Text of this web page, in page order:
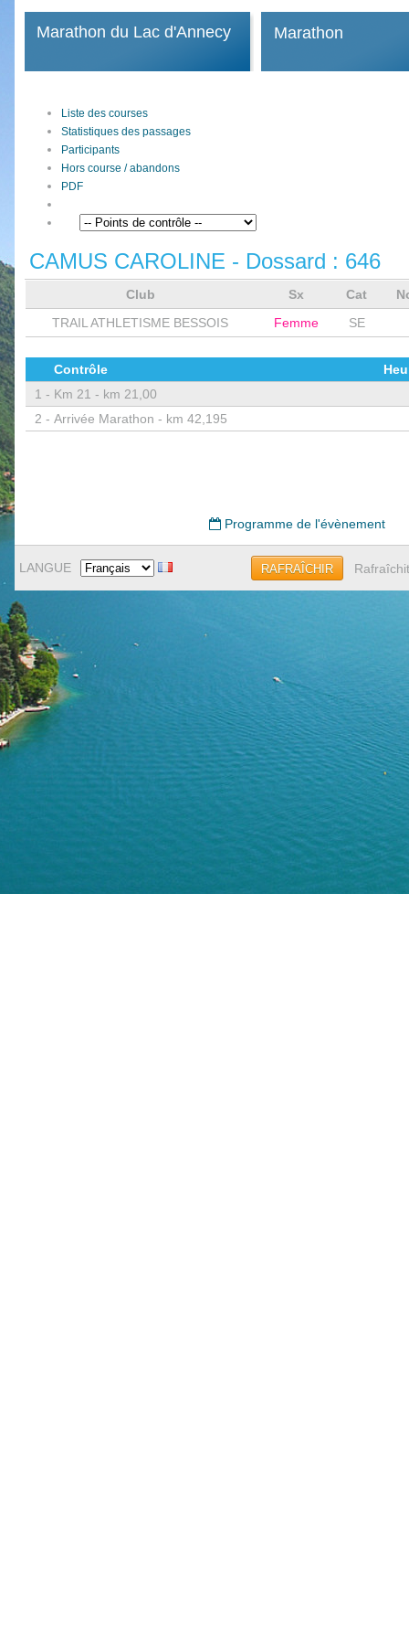
Marathon du Lac d'Annecy Marathon
Liste des courses
Statistiques des passages
Participants
Hors course / abandons
PDF
CAMUS CAROLINE - Dossard : 646
Club Sx Cat
TRAIL ATHLETISME BESSOIS
Femme SE
Contrôle
1 - Km 21 - km 21,00
2 - Arrivée Marathon - km 42,195
Programme de l'évènement
LANGUE RAFRAÎCHIR